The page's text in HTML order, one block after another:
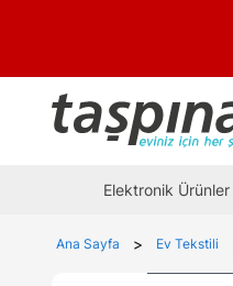
Elektronik Ürünler
Ana Sayfa > Ev Tekstili